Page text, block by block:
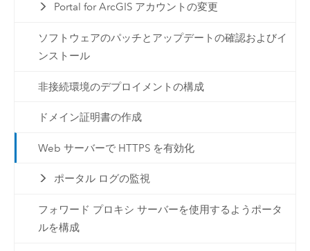
Portal for ArcGIS アカウントの変更
ソフトウェアのパッチとアップデートの確認およびイ
ンストール
非接続環境のデプロイメントの構成
ドメイン証明書の作成
Web サーバーで HTTPS を有効化
ポータル ログの監視
フォワード プロキシ サーバーを使用するようポータ
ルを構成